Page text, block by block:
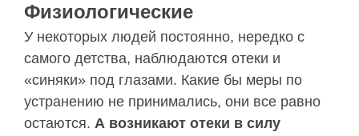
Физиологические
У некоторых людей постоянно, нередко с
самого детства, наблюдаются отеки и
«синяки» под глазами. Какие бы меры по
устранению не принимались, они все равно
остаются. А возникают отеки в силу